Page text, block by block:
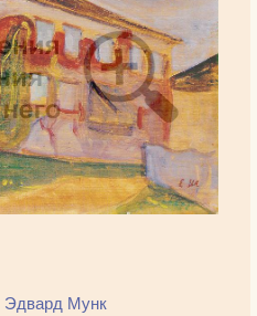
Эдвард Мунк